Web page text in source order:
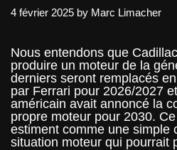
4 février 2025 by Marc Limacher
Nous entendons que
produire un moteur de la
derniers seront remplacés
par Ferrari pour 2026/2027
américain avait annoncé la
propre moteur pour 2030.
estiment comme une simple
situation moteur qui pourrait